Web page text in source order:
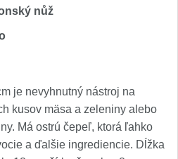
nůž
je nevyhnutný nástroj na
kusov mäsa a zeleniny alebo
Má ostrú čepeľ, ktorá ľahko
a ďalšie ingrediencie. Dĺžka